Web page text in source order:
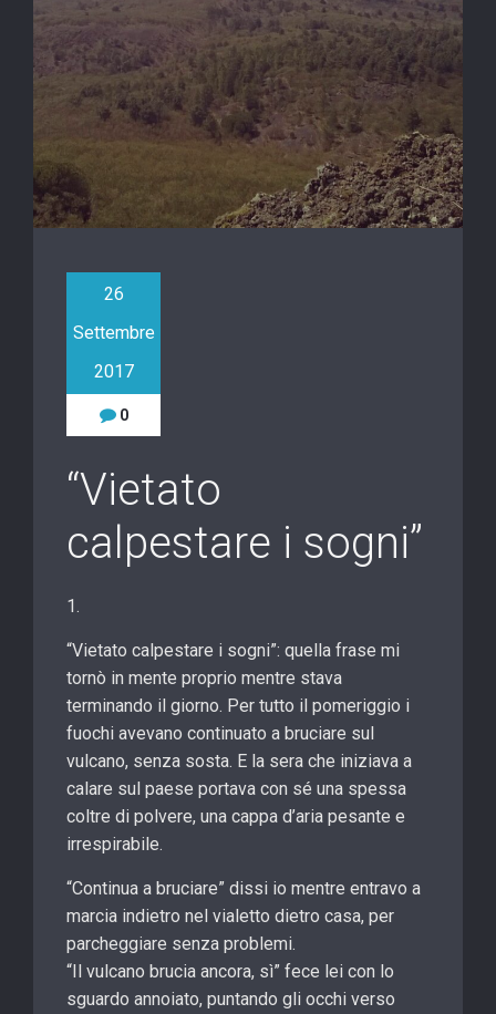
26
Settembre
2017
0
“Vietato
calpestare i sogni”
1.
“Vietato calpestare i sogni”: quella frase mi
tornò in mente proprio mentre stava
terminando il giorno. Per tutto il pomeriggio i
fuochi avevano continuato a bruciare sul
vulcano, senza sosta. E la sera che iniziava a
calare sul paese portava con sé una spessa
coltre di polvere, una cappa d’aria pesante e
irrespirabile.
“Continua a bruciare” dissi io mentre entravo a
marcia indietro nel vialetto dietro casa, per
parcheggiare senza problemi.
“Il vulcano brucia ancora, sì” fece lei con lo
sguardo annoiato, puntando gli occhi verso